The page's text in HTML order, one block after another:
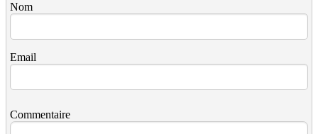
Nom
Email
Commentaire